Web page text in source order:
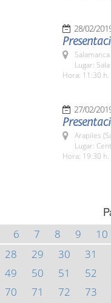
28/02/
Lugar:
Hora: 11:30 h.
27/02/
Arapiles
Lugar:
Hora: 19:30 h.
6 7 8 9 10
28 29 30 31
49 50 51 52
70 71 72 73